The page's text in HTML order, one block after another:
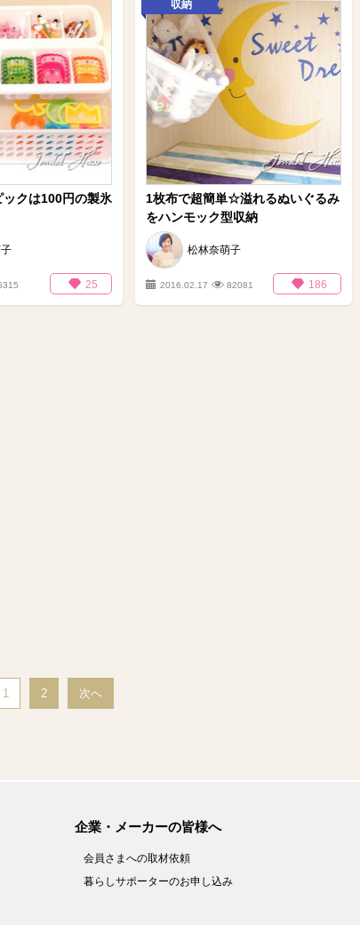
クは100円の製氷
25
収納
1枚布で超簡単☆溢れるぬいぐるみ
をハンモック型収納
松林奈萌子
2016.02.17 82081 186
1 2 次へ
企業・メーカーの皆様へ
会員さまへの取材依頼
暮らしサポーターのお申し込み